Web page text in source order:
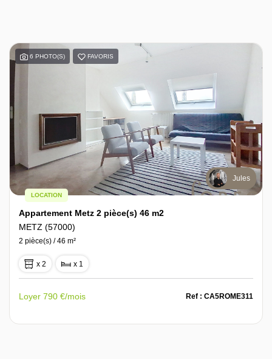
6 PHOTO(S) FAVORIS
Jules
LOCATION
Appartement Metz 2 pièce(s) 46 m2
METZ (57000)
2 pièce(s) / 46 m²
x 2 x 1
Loyer 790 €/mois Ref : CA5ROME311